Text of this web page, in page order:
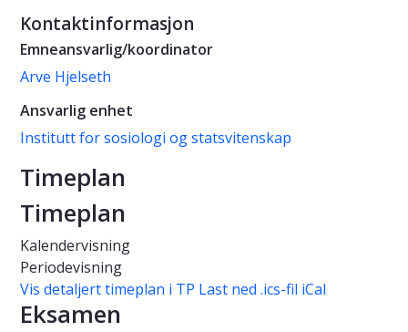
Kontaktinformasjon
Emneansvarlig/koordinator
Arve Hjelseth
Ansvarlig enhet
Institutt for sosiologi og statsvitenskap
Timeplan
Timeplan
Kalendervisning
Periodevisning
Vis detaljert timeplan i TP Last ned .ics-fil iCal
Eksamen